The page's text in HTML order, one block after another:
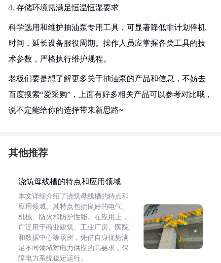
4. 存储环境需满足恒温恒湿要求
科学选用和维护抽油泵专用工具，可显著降低非计划停机
时间，延长设备服役周期。操作人员应掌握各类工具的技
术参数，严格执行维护规程。
老板们要是想了解更多关于抽油泵的产品和信息，不妨去
百度搜索“爱采购”，上面有好多相关产品可以参考对比哦，
说不定能给你的选择带来新思路~
其他推荐
浇筑母线槽的特点和应用领域
本文详细介绍了浇筑母线槽的特点和
应用领域。其特点包括良好的电气、
机械、防火和防护性能。在应用上，
广泛用于商业建筑、工业厂房、医院
和数据中心等场所，凭借自身优势满
足不同领域对电力供应的高要求，保
障电力系统稳定运行。